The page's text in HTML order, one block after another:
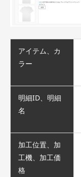
アイテム、カ
ラー
明細ID、明細
名
加工位置、加
工機、加工価
格